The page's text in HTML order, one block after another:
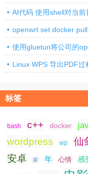
AI代码 使用shell对当
openwrt set docker
使用gluetun将公司的
Linux WPS 导出PDF
标签
bash c++ docker
wordpress wp 仙
安卓 家 年 心情 感